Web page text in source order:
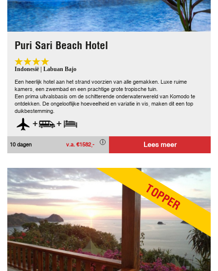
Puri Sari Beach Hotel
Indonesië | Labuan Bajo
Een heerlijk hotel aan het strand voorzien van alle gemakken. Luxe ruime
kamers, een zwembad en een prachtige grote tropische tuin.
Een prima uitvalsbasis om de schitterende onderwaterwereld van Komodo te
ontdekken. De ongelooflijke hoeveelheid en variatie in vis, maken dit een top
duikbestemming.
+ +
10 dagen v.a. €1582,- Lees meer
TOPPER